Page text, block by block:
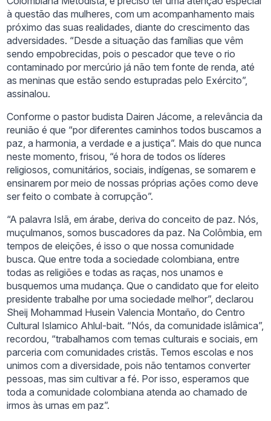
à questão das mulheres, com um acompanhamento mais
próximo das suas realidades, diante do crescimento das
adversidades. “Desde a situação das famílias que vêm
sendo empobrecidas, pois o pescador que teve o rio
contaminado por mercúrio já não tem fonte de renda, até
as meninas que estão sendo estupradas pelo Exército”,
assinalou.
Conforme o pastor budista Dairen Jácome, a relevância da
reunião é que “por diferentes caminhos todos buscamos a
paz, a harmonia, a verdade e a justiça”. Mais do que nunca
neste momento, frisou, “é hora de todos os líderes
religiosos, comunitários, sociais, indígenas, se somarem e
ensinarem por meio de nossas próprias ações como deve
ser feito o combate à corrupção”.
“A palavra Islã, em árabe, deriva do conceito de paz. Nós,
muçulmanos, somos buscadores da paz. Na Colômbia, em
tempos de eleições, é isso o que nossa comunidade
busca. Que entre toda a sociedade colombiana, entre
todas as religiões e todas as raças, nos unamos e
busquemos uma mudança. Que o candidato que for eleito
presidente trabalhe por uma sociedade melhor”, declarou
Sheij Mohammad Husein Valencia Montaño, do Centro
Cultural Islamico Ahlul-bait. “Nós, da comunidade islâmica”,
recordou, “trabalhamos com temas culturais e sociais, em
parceria com comunidades cristãs. Temos escolas e nos
unimos com a diversidade, pois não tentamos converter
pessoas, mas sim cultivar a fé. Por isso, esperamos que
toda a comunidade colombiana atenda ao chamado de
irmos às urnas em paz”.